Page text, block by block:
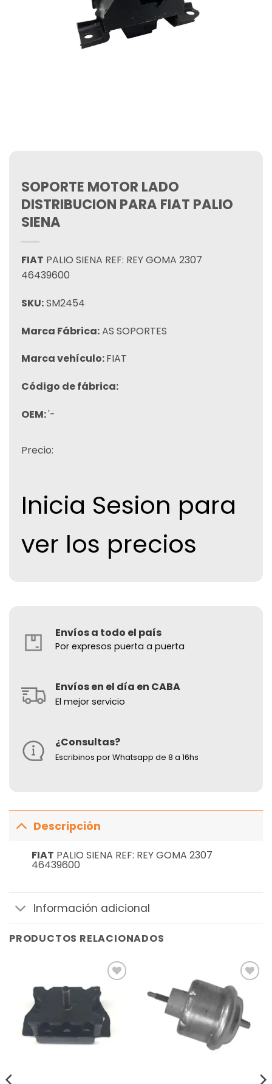
SOPORTE MOTOR LADO
DISTRIBUCION PARA FIAT PALIO
SIENA
FIAT PALIO SIENA REF: REY GOMA 2307
46439600
SKU:SM2454
Marca Fábrica:AS SOPORTES
Marca vehículo:FIAT
Código de fábrica:
OEM:'-
Precio:
Inicia Sesion para
ver los precios
Envíos a todo el país
Por expresos puerta a puerta
Envíos en el día en CABA
El mejor servicio
¿Consultas?
Escribinos por Whatsapp de 8 a 16hs
Descripción
FIAT PALIO SIENA REF: REY GOMA 2307
46439600
Información adicional
PRODUCTOS RELACIONADOS
Añadir
lista de
deseos
Añadir
a la
lista de
deseos